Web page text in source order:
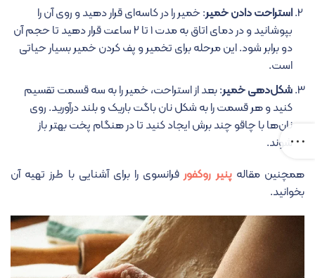
استراحت دادن خمیر: خمیر را در کاسه‌ای قرار دهید و روی آن را
بپوشانید و در دمای اتاق به مدت ۱ تا ۲ ساعت قرار دهید تا حجم آن
دو برابر شود. این مرحله برای تخمیر و پف کردن خمیر بسیار حیاتی
است.
شکل‌دهی خمیر: بعد از استراحت، خمیر را به سه قسمت تقسیم
کنید و هر قسمت را به شکل نان باگت باریک و بلند درآورید. روی
نان‌ها با چاقو چند برش ایجاد کنید تا در هنگام پخت بهتر باز
شوند.
همچنین مقالهپنیر روکفورفرانسوی را برای آشنایی با طرز تهیه آن
بخوانید.